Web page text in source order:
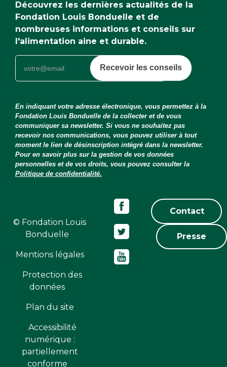
Découvrez les dernières actualités de la
Fondation Louis Bonduelle et de
nombreuses informations et conseils sur
l'alimentation aine et durable.
Recevoir les conseils
En indiquant votre adresse électronique, vous permettez à la
Fondation Louis Bonduelle de la collecter et de vous
communiquer sa newsletter. Si vous ne souhaitez pas
recevoir nos communications, vous pouvez utiliser à tout
moment le lien de désinscription intégré dans la newsletter.
Pour en savoir plus sur la gestion de vos données
personnelles et de vos droits, vous pouvez consulter la
Politique de confidentialité.
© Fondation Louis
Bonduelle
Mentions légales
Protection des
données
Plan du site
Accessibilité
numérique :
partiellement
conforme
Contact
Presse